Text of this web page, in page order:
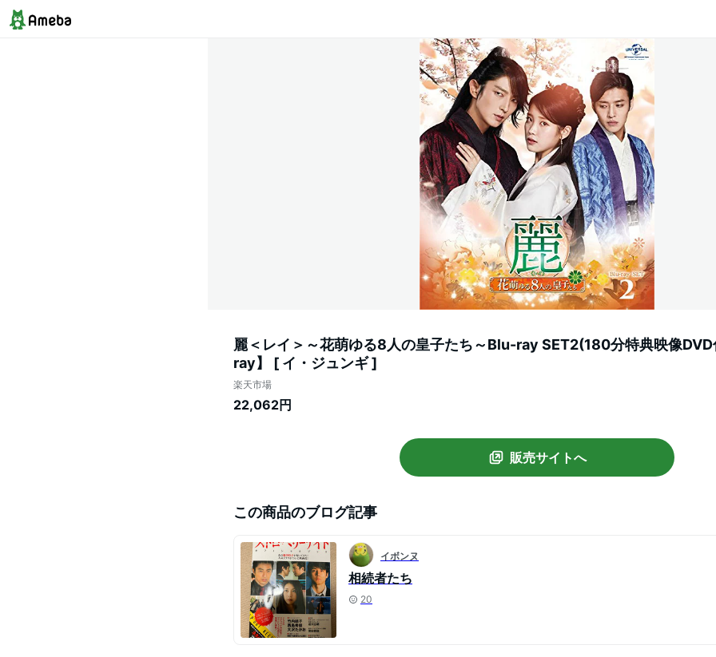
麗＜レイ＞～花萌ゆる8人の皇子たち～Blu-ray SET2(180分特典映像
ray】 [ イ・ジュンギ ]
楽天市場
22,062円
販売サイトへ
この商品のブログ記事
イボンヌ
相続者たち
20